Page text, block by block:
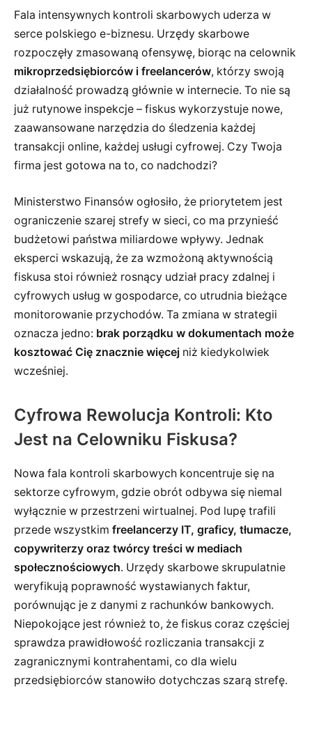
Fala intensywnych kontroli skarbowych uderza w
serce polskiego e-biznesu. Urzędy skarbowe
rozpoczęły zmasowaną ofensywę, biorąc na celownik
mikroprzedsiębiorców i freelancerów, którzy swoją
działalność prowadzą głównie w internecie. To nie są
już rutynowe inspekcje – fiskus wykorzystuje nowe,
zaawansowane narzędzia do śledzenia każdej
transakcji online, każdej usługi cyfrowej. Czy Twoja
firma jest gotowa na to, co nadchodzi?
Ministerstwo Finansów ogłosiło, że priorytetem jest
ograniczenie szarej strefy w sieci, co ma przynieść
budżetowi państwa miliardowe wpływy. Jednak
eksperci wskazują, że za wzmożoną aktywnością
fiskusa stoi również rosnący udział pracy zdalnej i
cyfrowych usług w gospodarce, co utrudnia bieżące
monitorowanie przychodów. Ta zmiana w strategii
oznacza jedno: brak porządku w dokumentach może
kosztować Cię znacznie więcej niż kiedykolwiek
wcześniej.
Cyfrowa Rewolucja Kontroli: Kto
Jest na Celowniku Fiskusa?
Nowa fala kontroli skarbowych koncentruje się na
sektorze cyfrowym, gdzie obrót odbywa się niemal
wyłącznie w przestrzeni wirtualnej. Pod lupę trafili
przede wszystkim freelancerzy IT, graficy, tłumacze,
copywriterzy oraz twórcy treści w mediach
społecznościowych. Urzędy skarbowe skrupulatnie
weryfikują poprawność wystawianych faktur,
porównując je z danymi z rachunków bankowych.
Niepokojące jest również to, że fiskus coraz częściej
sprawdza prawidłowość rozliczania transakcji z
zagranicznymi kontrahentami, co dla wielu
przedsiębiorców stanowiło dotychczas szarą strefę.